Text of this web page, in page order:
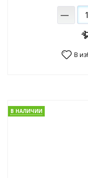
В
В НАЛИЧИИ